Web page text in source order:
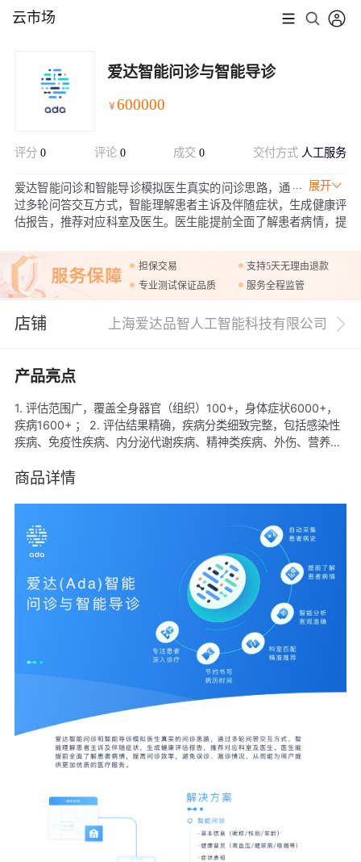
云市场
爱达智能问诊与智能导诊
￥600000
评分 0 评论 0 成交0 交付方式 人工服务
展开
爱达智能问诊和智能导诊模拟医生真实的问诊思路，通
过多轮问答交互方式，智能理解患者主诉及伴随症状，生成健康评
估报告，推荐对应科室及医生。医生能提前全面了解患者病情，提
医疗服务。
担保交易
支持5天无理由退款
专业测试保证品质
服务全程监管
店铺 上海爱达品智人工智能科技有限公司
产品亮点
1. 评估范围广，覆盖全身器官（组织）100+，身体症状6000+，
疾病1600+ ； 2. 评估结果精确，疾病分类细致完整，包括感染性
疾病、免疫性疾病、内分泌代谢疾病、精神类疾病、外伤、营养性
果更为精确； 3. 评估对象全覆盖，全面支持6个月以上的婴儿、妇
更广泛的询问搜集更多身体症状信息，一问一答的方式接近实际问
诊体验。
商品详情